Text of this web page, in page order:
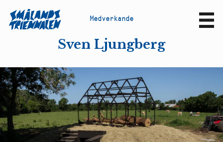
Medverkande
Sven Ljungberg